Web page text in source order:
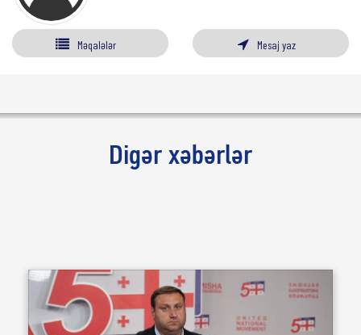
Məqalələr Mesaj yaz
Digər xəbərlər